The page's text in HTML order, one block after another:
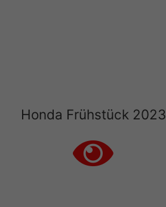
Honda Frühstück 2023